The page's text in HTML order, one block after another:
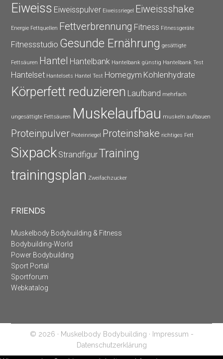
Eiweiss Eiweisspulver Eiweissriegel Eiweissshake
Energie Fettquellen Fettverbrennung Fitness Fitnessgeräte
Fitnessstudio Gesunde Ernährung gesättigte
Fettsäuren Hantel Hantelbank Hantelbank günstig Hantelbank Test
Hantelset Hantelsets Hantel Test Homegym Kohlenhydrate
Körperfett reduzieren Laufband mehrfach
ungesättigte Fettsäuren Muskelaufbau muskeln aufbauen
Proteinpulver Proteinriegel Proteinshake richtiges Fett
Sixpack StrandfigurTraining
trainingsplan Zweifachzucker
FRIENDS
Muskelbody Bodybuilding & Fitness
Bodybuilding-World
Power Bodybuilding
Sport Portal
Sportforum
Webkatalog
© 2026 · Muskelbody Bodybuilding · Impressum -
Datenschutzerklärung